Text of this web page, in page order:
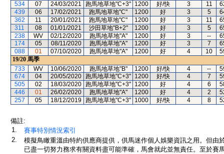
534
07 24/03/2021 跑馬地草地"C+3" 1200 好/快 3 11
439
06 17/02/2021 跑馬地草地"C" 1200 好 3 5
362
11 20/01/2021 跑馬地草地"C" 1200 好 3 11
311
08 01/01/2021 沙田草地"B+2" 1200 好 3 5
238
WV 02/12/2020 跑馬地草地"A" 1200 好 3 --
174
05 08/11/2020 跑馬地草地"A" 1200 好 3 7
088
01 07/10/2020 跑馬地草地"A" 1200 好 4 10
19/20 馬季
733
WV 10/06/2020 跑馬地草地"B" 1200 好/快 4 --
674
04 20/05/2020 跑馬地草地"C+3" 1200 好/快 4 7
505
02 18/03/2020 跑馬地草地"C+3" 1200 好 4 6
446
01 26/02/2020 跑馬地草地"A" 1200 好 4 2
257
05 18/12/2019 跑馬地草地"C+3" 1000 好/快 4 8
備註:
1.
賽事特別情況索引
2.
模擬鳥瞰重溫由特約供應商提供，供馬迷作個人娛樂資訊之用。但
已盡一切努力務求有關資料盡可能準確，馬會就此並無責任。至於賽